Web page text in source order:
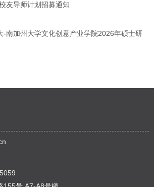
友导师计划招募通知
-南加州大学文化创意产业学院2026年硕士研